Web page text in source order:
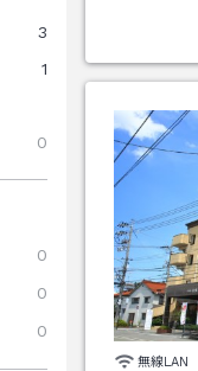
3
1
0
0
0
0
無線LAN